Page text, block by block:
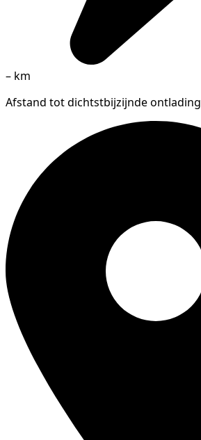
– km
Afstand tot dichtstbijzijnde ontlading